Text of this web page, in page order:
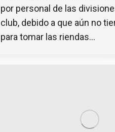
por personal de las
club, debido a que aún no
para tomar las riendas…